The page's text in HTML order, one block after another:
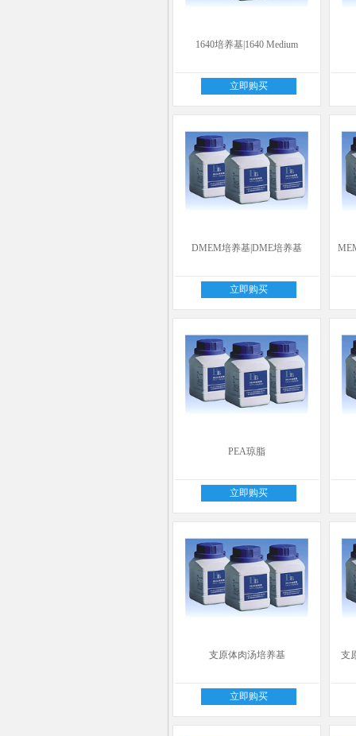
1640培养基|1640 Medium
立即购买
DMEM培养基|DME培养基
立即购买
PEA琼脂
立即购买
支原体肉汤培养基
立即购买
支